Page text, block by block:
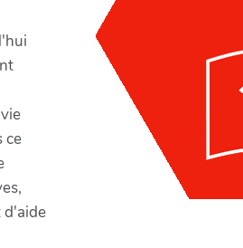
ce
d'aide